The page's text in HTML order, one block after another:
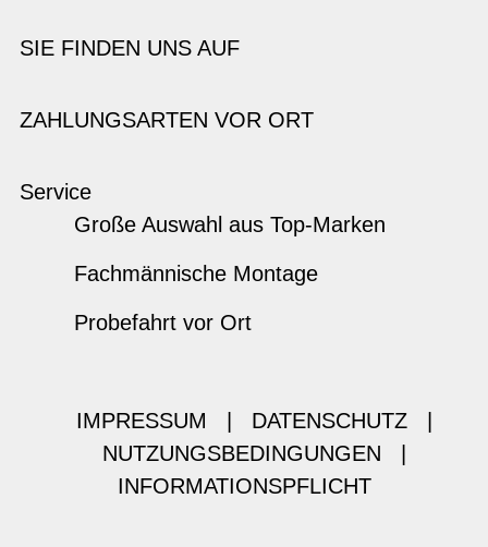
SIE FINDEN UNS AUF
ZAHLUNGSARTEN VOR ORT
Service
Große Auswahl aus Top-Marken
Fachmännische Montage
Probefahrt vor Ort
IMPRESSUM DATENSCHUTZ
NUTZUNGSBEDINGUNGEN
INFORMATIONSPFLICHT